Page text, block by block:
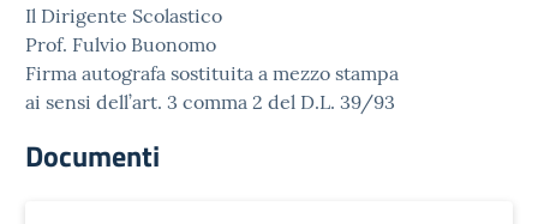
Il Dirigente Scolastico
Prof. Fulvio Buonomo
Firma autografa sostituita a mezzo stampa
ai sensi dell’art. 3 comma 2 del D.L. 39/93
Documenti